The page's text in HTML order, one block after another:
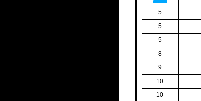
5
5
5
8
9
10
10